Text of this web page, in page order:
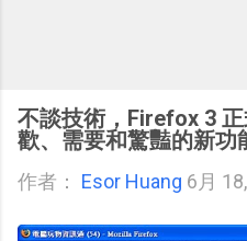
不談技術，Firefox 3
歡、需要和驚豔的新功
作者： Esor Huang 6月